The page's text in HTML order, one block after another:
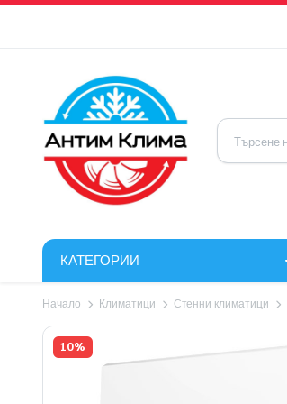
КАТЕГОРИИ
Начало Климатици Стенни климатици
10%